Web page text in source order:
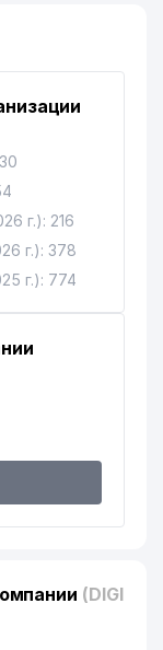
295 м
335 м
347 м
399 м
403 м
г.): 216
г.): 378
г.): 774
(DIGI